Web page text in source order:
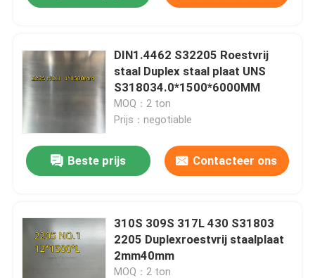
Vraag een offerte
Koudgewalst Roestvrij staalblad
Warmgewalste Roestvrij staalplaat
de rol van de roestvrij staalstrook
DIN1.4462 S32205 Roestvrij
staal Duplex staal plaat UNS
S318034.0*1500*6000MM
MOQ：2 ton
Prijs：negotiable
Beste prijs Contacteer ons
310S 309S 317L 430 S31803
2205 Duplexroestvrij staalplaat
2mm40mm
MOQ：2 ton